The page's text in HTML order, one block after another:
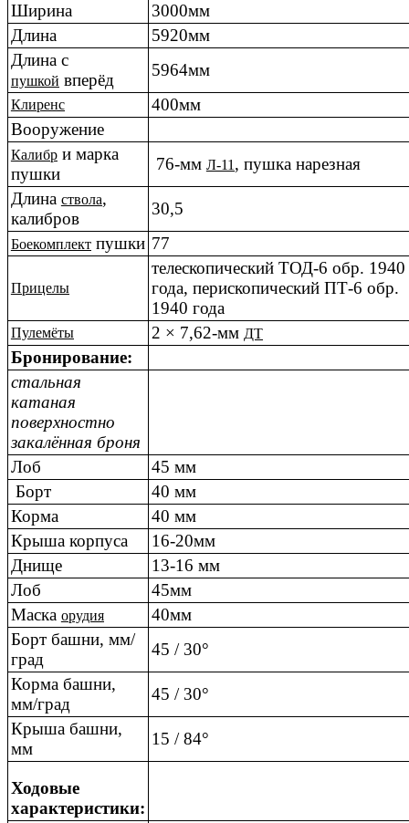
Ширина
3000мм
Длина
5920мм
Длина с
пушкой вперёд
5964мм
Клиренс
400мм
Вооружение
Калибри марка
пушки
76-мм Л-11 , пушка нарезная
Длина ствола,
калибров
30,5
Боекомплектпушки 77
Прицелы
телескопический ТОД-6 обр. 1940
года, перископический ПТ-6 обр.
1940 года
Пулемёты 2 × 7,62-мм ДТ
Бронирование:
стальная
катаная
поверхностно
закалённая броня
Лоб
45 мм
Борт
40 мм
Корма
40 мм
Крыша корпуса
16-20мм
Днище
13-16 мм
Лоб
45мм
Маска орудия
40мм
Борт башни, мм/
град
45 / 30°
Корма башни,
мм/град
45 / 30°
Крыша башни,
мм
15 / 84°
Ходовые
характеристики: